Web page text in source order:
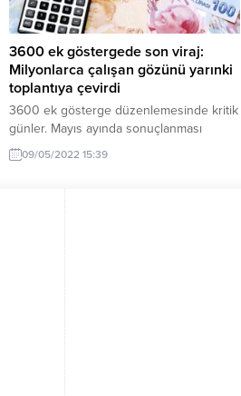
3600 ek göstergede son viraj:
Milyonlarca çalışan gözünü yarınki
toplantıya çevirdi
3600 ek gösterge düzenlemesinde kritik
günler. Mayıs ayında sonuçlanması
beklenen 3600 ek gösterge için son
toplantı tarihi belli oldu. Ek göstergenin
ikramiyelerde artışlar olacak. Memur ve
memur emeklisinin gözü bu
düzenlemede. 3600 ek gösterge meslek
kanunuyla öğretmenlere verildi. Yeni
düzenlemeyle polis, hemşire ve din
görevlileri...
09/05/2022 15:39